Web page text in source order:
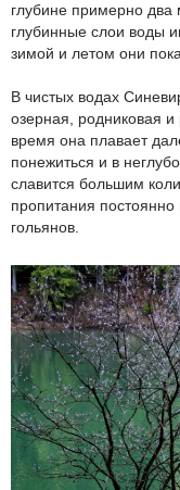
глубине примерно
глубинные слои воды
зимой и летом они
В чистых водах
озерная, родниковая
время она плавает
понежиться и в
славится большим
пропитания
гольянов.